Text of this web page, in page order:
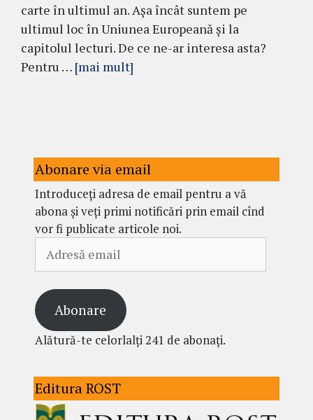
carte în ultimul an. Așa încât suntem pe
ultimul loc în Uniunea Europeană și la
capitolul lecturi. De ce ne-ar interesa asta?
Pentru … [mai mult]
Abonare via email
Introduceți adresa de email pentru a vă
abona și veți primi notificări prin email cînd
vor fi publicate articole noi.
email
Abonare
Alătură-te celorlalți 241 de abonați.
Editura ROST